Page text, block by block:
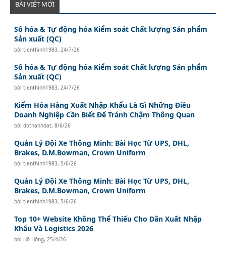
BÀI VIẾT MỚI
Số hóa & Tự động hóa Kiểm soát Chất lượng Sản phẩm
Sản xuất (QC)
bởitienthinh1983, 24/7/26
Số hóa & Tự động hóa Kiểm soát Chất lượng Sản phẩm
Sản xuất (QC)
bởitienthinh1983, 24/7/26
Kiểm Hóa Hàng Xuất Nhập Khẩu Là Gì Những Điều
Doanh Nghiệp Cần Biết Để Tránh Chậm Thông Quan
bởidothanhdat,8/6/26
Quản Lý Đội Xe Thông Minh: Bài Học Từ UPS, DHL,
Brakes, D.M.Bowman, Crown Uniform
bởitienthinh1983, 5/6/26
Quản Lý Đội Xe Thông Minh: Bài Học Từ UPS, DHL,
Brakes, D.M.Bowman, Crown Uniform
bởitienthinh1983, 5/6/26
Top 10+ Website Không Thể Thiếu Cho Dân Xuất Nhập
Khẩu Và Logistics 2026
bởi Hồ Hồng, 25/4/26